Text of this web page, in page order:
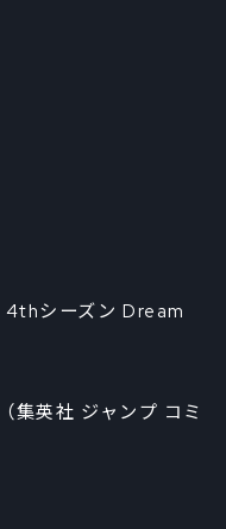
4thシーズン Dream
集英社 ジャンプ コミ